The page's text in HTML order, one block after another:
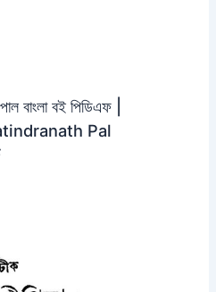
বাংলা বই পিডিএফ |
Pal